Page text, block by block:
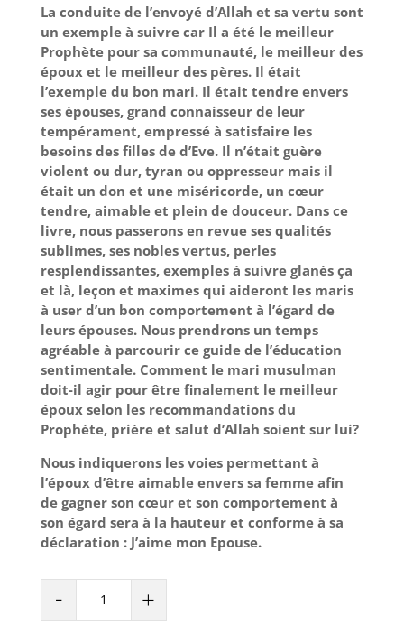
La conduite de l’envoyé d’Allah et sa vertu sont
un exemple à suivre car Il a été le meilleur
Prophète pour sa communauté, le meilleur des
époux et le meilleur des pères. Il était
l’exemple du bon mari. Il était tendre envers
ses épouses, grand connaisseur de leur
tempérament, empressé à satisfaire les
besoins des filles de d’Eve. Il n’était guère
violent ou dur, tyran ou oppresseur mais il
était un don et une miséricorde, un cœur
tendre, aimable et plein de douceur. Dans ce
livre, nous passerons en revue ses qualités
sublimes, ses nobles vertus, perles
resplendissantes, exemples à suivre glanés ça
et là, leçon et maximes qui aideront les maris
à user d’un bon comportement à l’égard de
leurs épouses. Nous prendrons un temps
agréable à parcourir ce guide de l’éducation
sentimentale. Comment le mari musulman
doit-il agir pour être finalement le meilleur
époux selon les recommandations du
Prophète, prière et salut d’Allah soient sur lui?
Nous indiquerons les voies permettant à
l’époux d’être aimable envers sa femme afin
de gagner son cœur et son comportement à
son égard sera à la hauteur et conforme à sa
déclaration : J’aime mon Epouse.
- +